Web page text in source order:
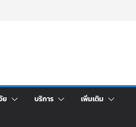
ย บริการ เพิ่มเติม